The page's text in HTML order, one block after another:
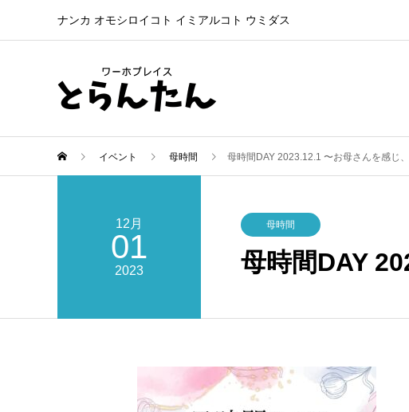
ナンカ オモシロイコト イミアルコト ウミダス
イベント 母時間 母時間DAY 2023.12.1 〜お母さんを感じ
12月
01
2023
母時間
母時間DAY